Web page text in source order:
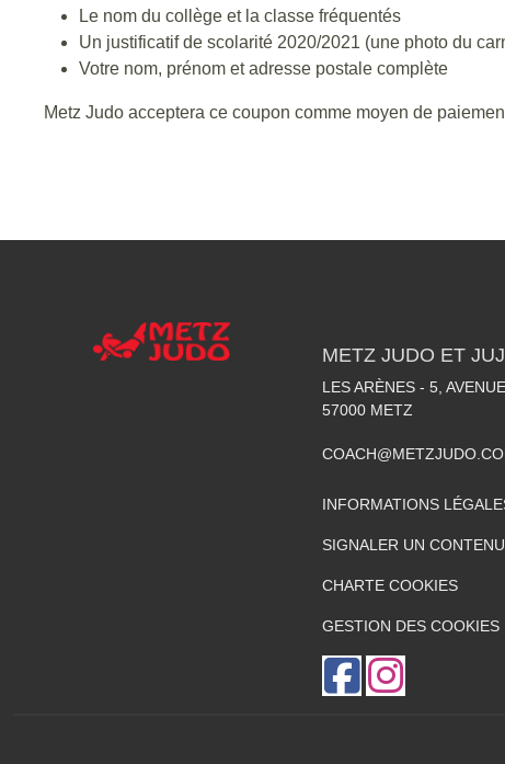
Le nom du collège et la classe fréquentés
Un justificatif de scolarité 2020/2021 (une photo du
Votre nom, prénom et adresse postale complète
Metz Judo acceptera ce coupon comme moyen de
METZ JUDO ET
LES ARÈNES - 5,
57000 METZ
INFORMATIONS
SIGNALER UN
CHARTE COOKIES
GESTION DES COOKIES